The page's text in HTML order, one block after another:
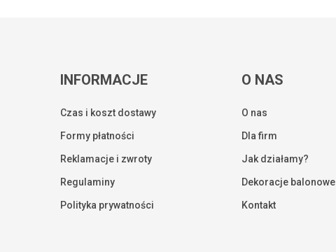
Kwota:
INFORMACJE
Czas i koszt dostawy
Formy płatności
Reklamacje i zwroty
Regulaminy
Polityka prywatności
O NAS
O nas
Dla firm
Jak działamy?
Dekoracje balonowe
Kontakt